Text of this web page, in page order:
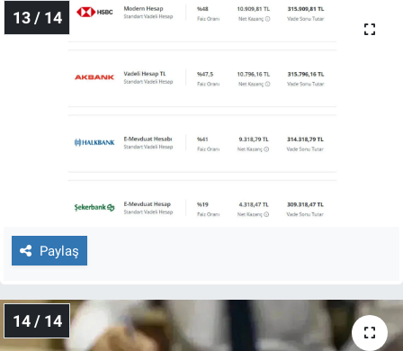
13 / 14
Paylaş
14 / 14